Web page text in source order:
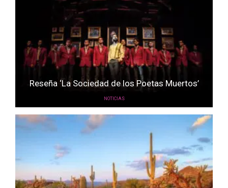
Reseña ‘La Sociedad de los Poetas Muertos’
NOTICIAS